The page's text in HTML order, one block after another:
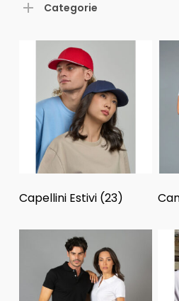
Categorie
Capellini Estivi (23)